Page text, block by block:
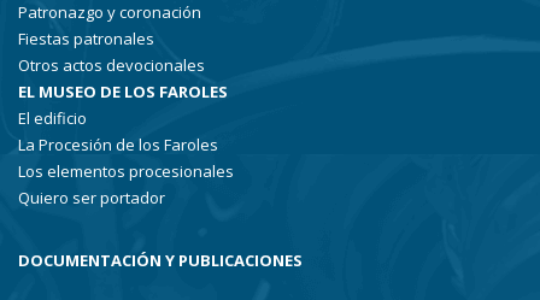
Patronazgo y coronación
Fiestas patronales
Otros actos devocionales
EL MUSEO DE LOS FAROLES
El edificio
La Procesión de los Faroles
Los elementos procesionales
Quiero ser portador
DOCUMENTACIÓN Y PUBLICACIONES